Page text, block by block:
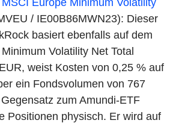
Europe Minimum Volatility
/ IE00B86MWN23): Dieser
basiert ebenfalls auf dem
Volatility Net Total
weist Kosten von 0,25 % auf
ein Fondsvolumen von 767
zum Amundi-ETF
Positionen physisch. Er wird auf